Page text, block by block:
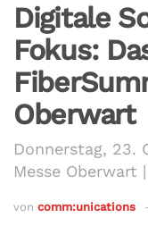
Digitale
Fokus:
Oberwart
Donnerstag, 23.
Messe Oberwart
von comm:unications